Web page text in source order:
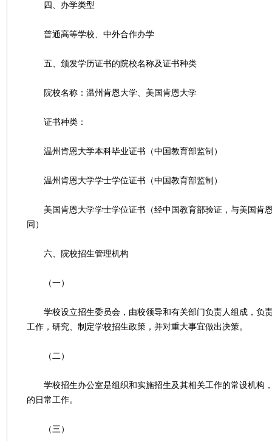
四、办学类型
普通高等学校、中外合作办学
五、颁发学历证书的院校名称及证书种类
院校名称：温州肯恩大学、美国肯恩大学
证书种类：
温州肯恩大学本科毕业证书（中国教育部监制）
温州肯恩大学学士学位证书（中国教育部监制）
美国肯恩大学学士学位证书（经中国教育部验证，与美国肯
同）
六、院校招生管理机构
（一）
学校设立招生委员会，由校领导和有关部门负责人组成，负
工作，研究、制定学校招生政策，并对重大事宜做出决策。
（二）
学校招生办公室是组织和实施招生及其相关工作的常设机构
的日常工作。
（三）